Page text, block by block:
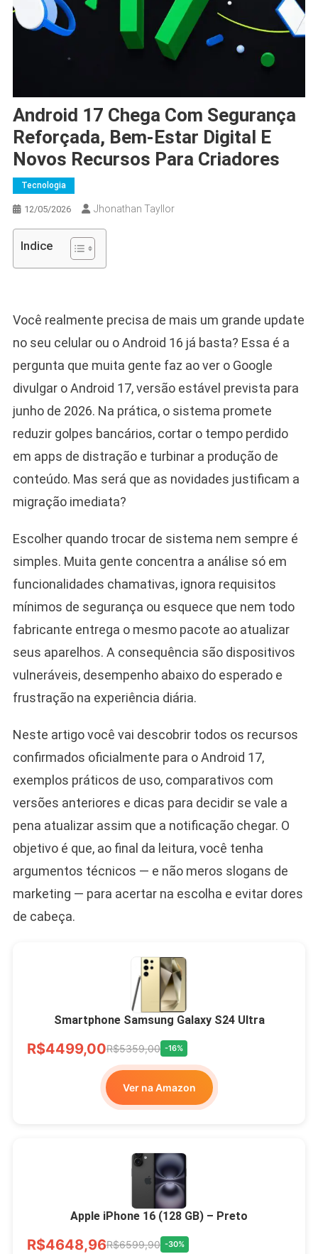
Android 17 Chega Com Segurança
Reforçada, Bem-Estar Digital E
Novos Recursos Para Criadores
Tecnologia
12/05/2026 Jhonathan Tayllor
Indice
Você realmente precisa de mais um grande update
no seu celular ou o Android 16 já basta? Essa é a
pergunta que muita gente faz ao ver o Google
divulgar o Android 17, versão estável prevista para
junho de 2026. Na prática, o sistema promete
reduzir golpes bancários, cortar o tempo perdido
em apps de distração e turbinar a produção de
conteúdo. Mas será que as novidades justificam a
migração imediata?
Escolher quando trocar de sistema nem sempre é
simples. Muita gente concentra a análise só em
funcionalidades chamativas, ignora requisitos
mínimos de segurança ou esquece que nem todo
fabricante entrega o mesmo pacote ao atualizar
seus aparelhos. A consequência são dispositivos
vulneráveis, desempenho abaixo do esperado e
frustração na experiência diária.
Neste artigo você vai descobrir todos os recursos
confirmados oficialmente para o Android 17,
exemplos práticos de uso, comparativos com
versões anteriores e dicas para decidir se vale a
pena atualizar assim que a notificação chegar. O
objetivo é que, ao final da leitura, você tenha
argumentos técnicos — e não meros slogans de
marketing — para acertar na escolha e evitar dores
de cabeça.
Smartphone Samsung Galaxy S24 Ultra
R$4499,00R$5359,00 -16%
Ver na Amazon
Apple iPhone 16 (128 GB) – Preto
R$4648,96R$6599,90 -30%